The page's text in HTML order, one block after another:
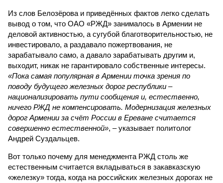
Из слов Белозёрова и приведённых фактов легко сделать
вывод о том, что ОАО «РЖД» занималось в Армении не
деловой активностью, а сугубой благотворительностью, не
инвестировало, а раздавало пожертвования, не
зарабатывало само, а давало зарабатывать другим и,
выходит, никак не гарантировало собственные интересы.
«Пока самая популярная в Армении точка зрения по
поводу будущего железных дорог рес­публики –
национализировать пути сообщения и, естественно,
ничего РЖД не компенсировать. Модернизация железных
дорог Армении за счёт России в Ереване считается
совершенно естественной», – указывает политолог
Андрей Суздальцев.
Вот только почему для менеджмента РЖД столь же
естественным считается вкладываться в закавказскую
«железку» тогда, когда на российских железных дорогах не